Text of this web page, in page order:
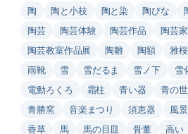
陶
陶と小枝 陶と染 陶びな
陶芸
陶芸体験 陶芸作品 陶芸家
陶芸教室作品展
陶雛 陶額 雅桜
雨靴
雪 雪だるま 雪ノ下 雪
電動ろくろ
霜柱 青い器 青の
青勝窯
音楽まつり 須恵器 風景
香草
馬 馬の目皿 骨董 高い